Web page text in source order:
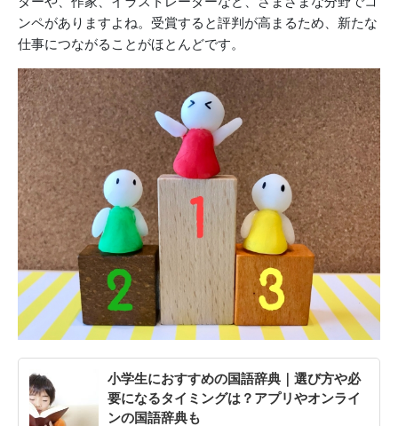
ンペがありますよね。受賞すると評判が高まるため、新たな
仕事につながることがほとんどです。
小学生におすすめの国語辞典｜選び方や必
要になるタイミングは？アプリやオンライ
ンの国語辞典も